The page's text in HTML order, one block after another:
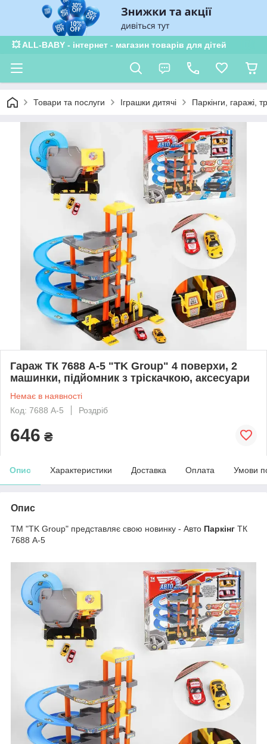
💥 ALL-BABY - інтернет - магазин товарів для дітей
Товари та послуги Іграшки дитячі Паркінги, гаражі,
Гараж ТК 7688 А-5 "TK Group" 4 поверхи, 2
машинки, підйомник з тріскачкою, аксесуари
Немає в наявності
Код: 7688 А-5
Роздріб
646 ₴
Опис Характеристики Доставка Оплата Умови
Опис
ТМ "TK Group" представляє свою новинку - Авто Паркінг ТК
7688 А-5